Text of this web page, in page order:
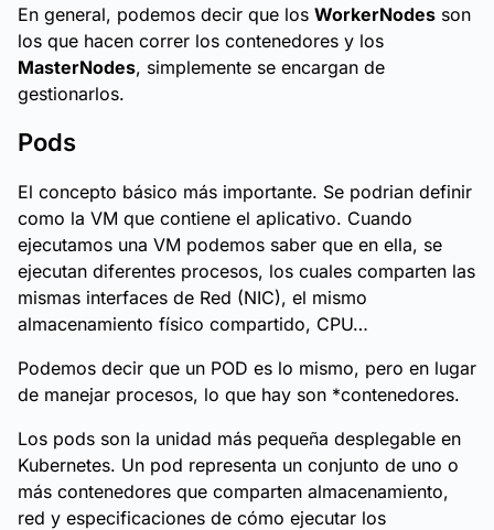
En general, podemos decir que los WorkerNodes son
los que hacen correr los contenedores y los
MasterNodes, simplemente se encargan de
gestionarlos.
Pods
El concepto básico más importante. Se podrian definir
como la VM que contiene el aplicativo. Cuando
ejecutamos una VM podemos saber que en ella, se
ejecutan diferentes procesos, los cuales comparten las
mismas interfaces de Red (NIC), el mismo
almacenamiento físico compartido, CPU…
Podemos decir que un POD es lo mismo, pero en lugar
de manejar procesos, lo que hay son *contenedores.
Los pods son la unidad más pequeña desplegable en
Kubernetes. Un pod representa un conjunto de uno o
más contenedores que comparten almacenamiento,
red y especificaciones de cómo ejecutar los